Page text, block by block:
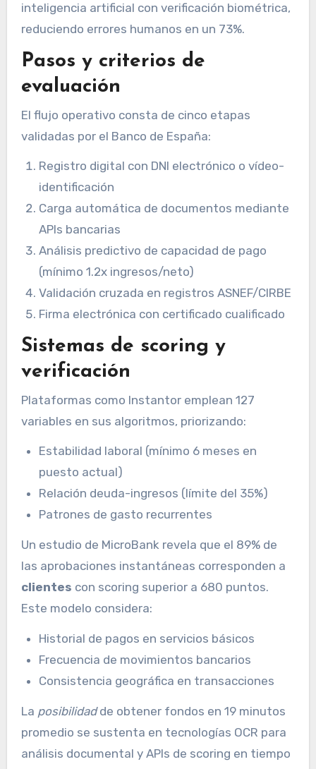
inteligencia artificial con verificación biométrica,
reduciendo errores humanos en un 73%.
Pasos y criterios de
evaluación
El flujo operativo consta de cinco etapas
validadas por el Banco de España:
Registro digital con DNI electrónico o vídeo-
identificación
Carga automática de documentos mediante
APIs bancarias
Análisis predictivo de capacidad de pago
(mínimo 1.2x ingresos/neto)
Validación cruzada en registros ASNEF/CIRBE
Firma electrónica con certificado cualificado
Sistemas de scoring y
verificación
Plataformas como Instantor emplean 127
variables en sus algoritmos, priorizando:
Estabilidad laboral (mínimo 6 meses en
puesto actual)
Relación deuda-ingresos (límite del 35%)
Patrones de gasto recurrentes
Un estudio de MicroBank revela que el 89% de
las aprobaciones instantáneas corresponden a
clientes con scoring superior a 680 puntos.
Este modelo considera:
Historial de pagos en servicios básicos
Frecuencia de movimientos bancarios
Consistencia geográfica en transacciones
La posibilidadde obtener fondos en 19 minutos
promedio se sustenta en tecnologías OCR para
análisis documental y APIs de scoring en tiempo